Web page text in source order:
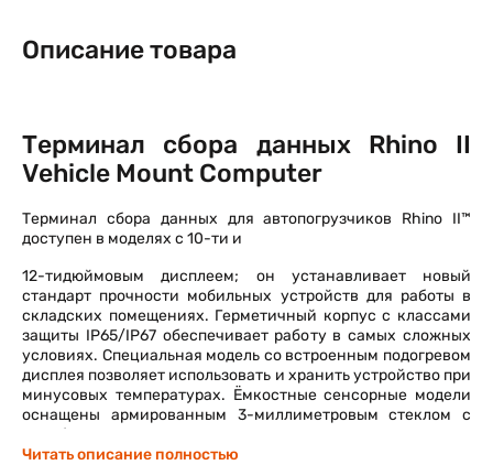
Описание товара
Терминал сбора данных Rhino II
Vehicle Mount Computer
Терминал сбора данных для автопогрузчиков Rhino II™
доступен в моделях с 10-ти и
12-тидюймовым дисплеем; он устанавливает новый
стандарт прочности мобильных устройств для работы в
складских помещениях. Герметичный корпус с классами
защиты IP65/IP67 обеспечивает работу в самых сложных
условиях. Специальная модель со встроенным подогревом
дисплея позволяет использовать и хранить устройство при
минусовых температурах. Ёмкостные сенсорные модели
оснащены армированным 3-миллиметровым стеклом с
антибликовым покрытием, что позволяет пользователю
работать в перчатках.
Читать описание полностью